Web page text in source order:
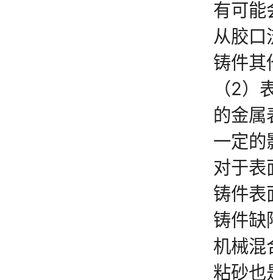
有可能
从胶口
铸件其
（2
的金属
一定的
对于表
铸件表
铸件缺
机械混
粘砂也